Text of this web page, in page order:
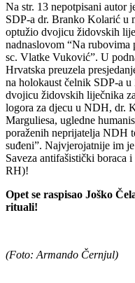
Na str. 13 nepotpisani autor
SDP-a dr. Branko Kolarić u
optužio dvojicu židovskih
nadnaslovom “Na
sc. Vlatke Vuković”. U
Hrvatska preuzela
na holokaust čelnik SDP-a
dvojicu židovskih liječnika
logora za djecu u NDH, dr.
Marguliesa, ugledne
poraženih neprijatelja NDH
suđeni”. Najvjerojatnije im
Saveza antifašistički boraca
RH)!
Opet se raspisao Joško
rituali!
(Foto: Armando Černjul)